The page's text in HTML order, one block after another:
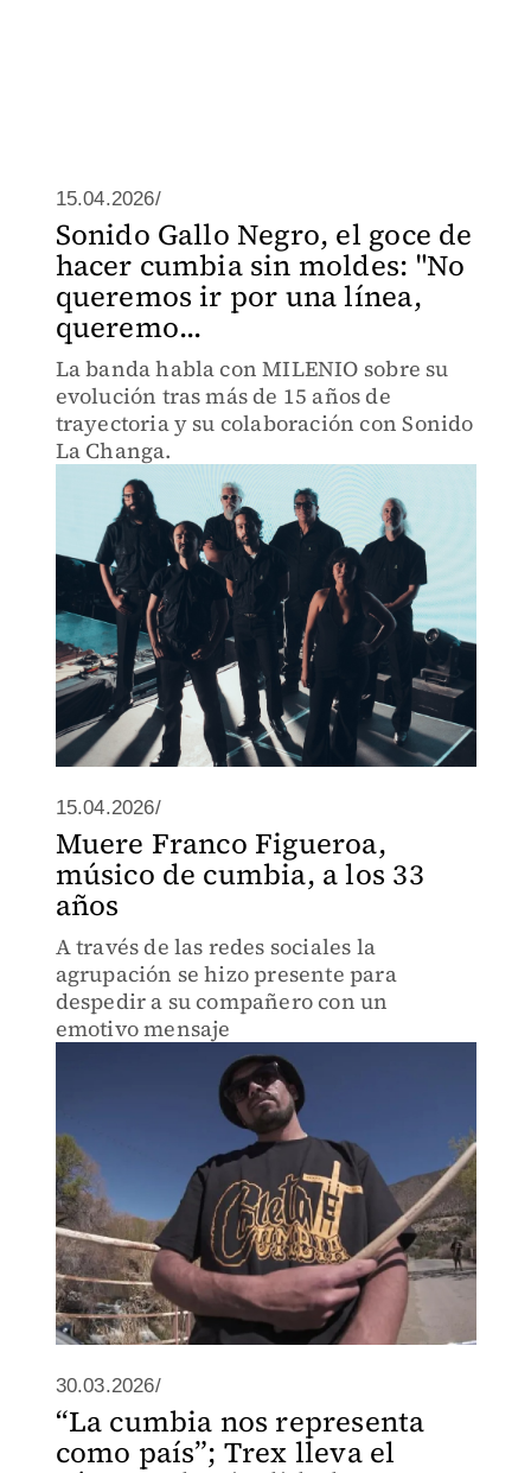
15.04.2026/
Sonido Gallo Negro, el goce de
hacer cumbia sin moldes: "No
queremos ir por una línea,
queremo...
La banda habla con MILENIO sobre su
evolución tras más de 15 años de
trayectoria y su colaboración con Sonido
La Changa.
15.04.2026/
Muere Franco Figueroa,
músico de cumbia, a los 33
años
A través de las redes sociales la
agrupación se hizo presente para
despedir a su compañero con un
emotivo mensaje
30.03.2026/
“La cumbia nos representa
como país”; Trex lleva el